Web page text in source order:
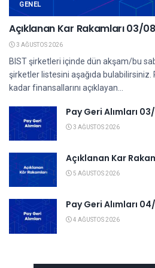
GENEL
Açıklanan Kar Rakamları 03/
3 AĞUSTOS 2026
BIST şirketleri içinde dün akşam/bu
şirketler listesini aşağıda bulabilirsiniz.
kadar finansallarını açıklayan...
Pay Geri Alımları
3 AĞUSTOS 2026
Açıklanan Kar
5 AĞUSTOS 2026
Pay Geri Alımları
4 AĞUSTOS 2026